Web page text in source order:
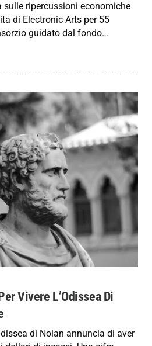
ripercussioni economiche
di Electronic Arts per 55
guidato dal fondo…
Vivere L’Odissea Di
di Nolan annuncia di aver